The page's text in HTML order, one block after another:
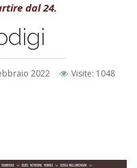
dal 24.
2022
Visite: 1048